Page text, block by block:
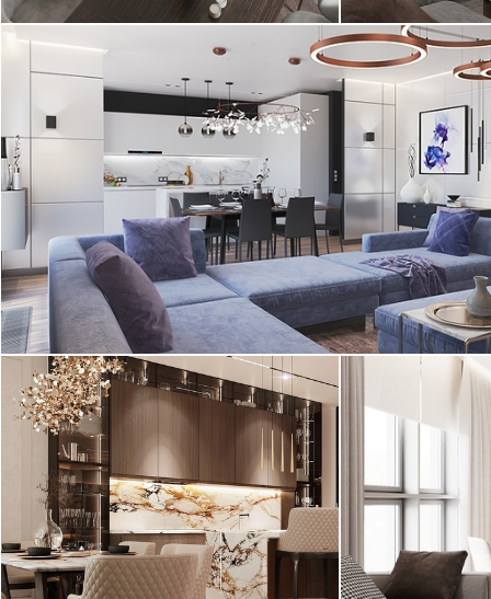
Интерьер квартиры в ЖК "Крестовский de
luxe" выполнен в современном стиле.
Интерьер этой большой двухкомнатной ...
квартира, 130 м2
Финалист PINWIN, полуфиналист ADD Adwards 2018
"Выдержанный" интерьер
трехкомнатной квартиры в ЖК
«Сосновка» выполнен в ...
Дизайн
элементами